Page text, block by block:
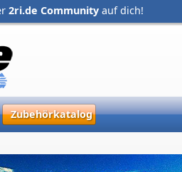
2ri.de Community auf dich!
Zubehörkatalog